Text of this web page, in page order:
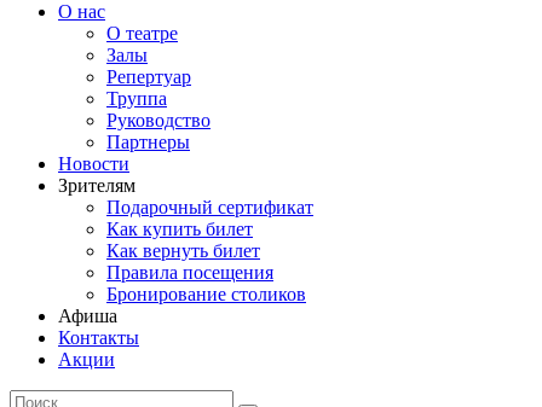
О нас
О театре
Залы
Репертуар
Труппа
Руководство
Партнеры
Новости
Зрителям
Подарочный сертификат
Как купить билет
Как вернуть билет
Правила посещения
Бронирование столиков
Афиша
Контакты
Акции